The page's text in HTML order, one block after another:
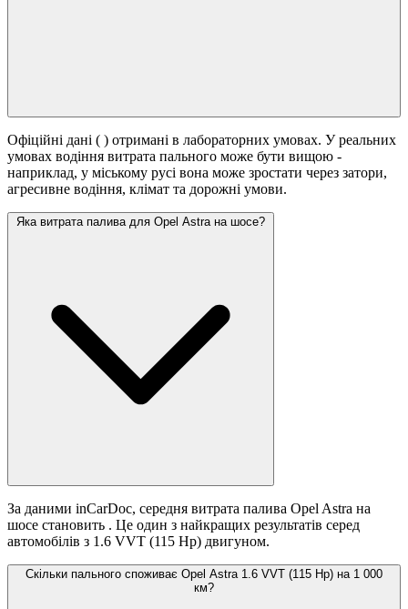
Офіційні дані ( ) отримані в лабораторних умовах. У реальних
умовах водіння витрата пального може бути вищою -
наприклад, у міському русі вона може зростати через затори,
агресивне водіння, клімат та дорожні умови.
Яка витрата палива для Opel Astra на шосе?
За даними inCarDoc, середня витрата палива Opel Astra на
шосе становить . Це один з найкращих результатів серед
автомобілів з 1.6 VVT (115 Hp) двигуном.
Скільки пального споживає Opel Astra 1.6 VVT (115 Hp) на 1 000
км?